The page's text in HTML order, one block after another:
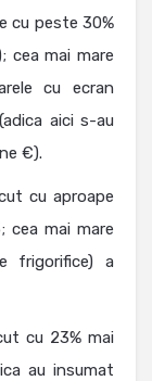
cu peste 30%
cea mai mare
cu ecran
aici s-au
€).
cu aproape
cea mai mare
frigorifice) a
cu 23% mai
au insumat